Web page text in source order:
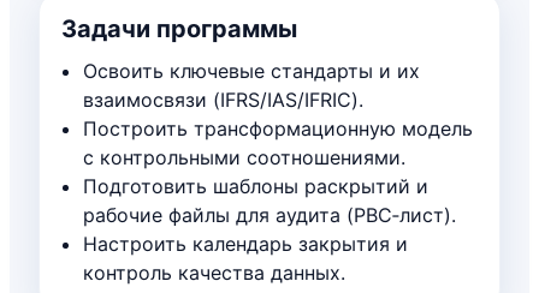
Задачи программы
Освоить ключевые стандарты и их
взаимосвязи (IFRS/IAS/IFRIC).
Построить трансформационную модель
с контрольными соотношениями.
Подготовить шаблоны раскрытий и
рабочие файлы для аудита (PBC‑лист).
Настроить календарь закрытия и
контроль качества данных.